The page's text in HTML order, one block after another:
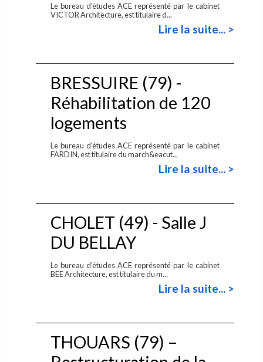
Le bureau d'études ACE représenté par le cabinet
VICTOR Architecture, est titulaire d...
Lire la suite... >
BRESSUIRE (79) -
Réhabilitation de 120
logements
Le bureau d'études ACE représenté par le cabinet
FARDIN, est titulaire du march&eacut...
Lire la suite... >
CHOLET (49) - Salle J
DU BELLAY
Le bureau d'études ACE représenté par le cabinet
BEE Architecture, est titulaire du m...
Lire la suite... >
THOUARS (79) –